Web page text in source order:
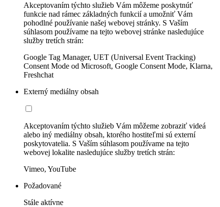
Akceptovaním týchto služieb Vám môžeme poskytnúť
funkcie nad rámec základných funkcií a umožniť Vám
pohodlné používanie našej webovej stránky. S Vaším
súhlasom používame na tejto webovej stránke nasledujúce
služby tretích strán:
Google Tag Manager, UET (Universal Event Tracking)
Consent Mode od Microsoft, Google Consent Mode, Klarna,
Freshchat
Externý mediálny obsah
Akceptovaním týchto služieb Vám môžeme zobraziť videá
alebo iný mediálny obsah, ktorého hostiteľmi sú externí
poskytovatelia. S Vaším súhlasom používame na tejto
webovej lokalite nasledujúce služby tretích strán:
Vimeo, YouTube
Požadované
Stále aktívne